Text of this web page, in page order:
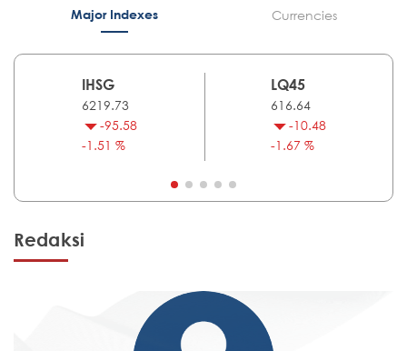
Major Indexes Currencies
IHSG
6219.73
-95.58
-1.51 %
LQ45
616.64
-10.48
-1.67 %
Redaksi